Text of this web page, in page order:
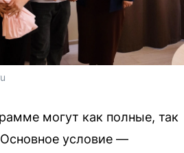
могут как полные, так
условие —